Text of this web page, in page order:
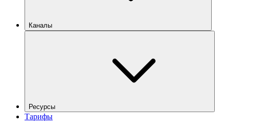
Каналы
Ресурсы
Тарифы